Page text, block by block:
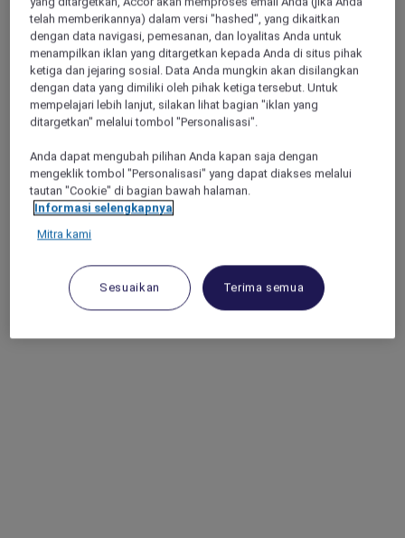
telah memberikannya) dalam versi "hashed", yang dikaitkan
dengan data navigasi, pemesanan, dan loyalitas Anda untuk
menampilkan iklan yang ditargetkan kepada Anda di situs pihak
ketiga dan jejaring sosial. Data Anda mungkin akan disilangkan
dengan data yang dimiliki oleh pihak ketiga tersebut. Untuk
mempelajari lebih lanjut, silakan lihat bagian "iklan yang
ditargetkan" melalui tombol "Personalisasi".
Anda dapat mengubah pilihan Anda kapan saja dengan
mengeklik tombol "Personalisasi" yang dapat diakses melalui
tautan "Cookie" di bagian bawah halaman.
Informasi selengkapnya
Mitra kami
Sesuaikan Terima semua